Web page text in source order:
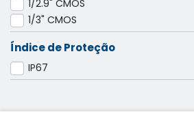
1/2.9" CMOS
1/3" CMOS
Índice de Proteção
IP67